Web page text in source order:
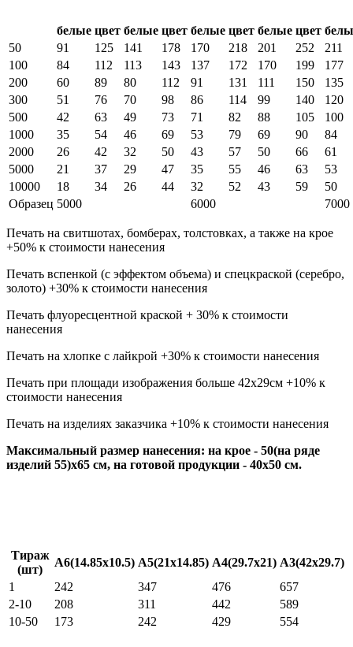
белые цвет белые цвет белые цвет белые цвет
50
91 125 141 178 170 218 201 252
211
100
84 112 113 143 137 172 170 199
177
200
60 89 80 112 91 131 111 150
135
300
51 76 70 98 86 114 99 140
120
500
42 63 49 73 71 82 88 105
100
1000
35 54 46 69 53 79 69 90
84
2000
26 42 32 50 43 57 50 66
61
5000
21 37 29 47 35 55 46 63
53
10000
18 34 26 44 32 52 43 59
50
Образец 5000 6000 7000
Печать на свитшотах, бомберах, толстовках, а также на крое
+50% к стоимости нанесения
Печать вспенкой (с эффектом объема) и спецкраской (серебро,
золото) +30% к стоимости нанесения
Печать флуоресцентной краской + 30% к стоимости
нанесения
Печать на хлопке с лайкрой +30% к стоимости нанесения
Печать при площади изображения больше 42x29см +10% к
стоимости нанесения
Печать на изделиях заказчика +10% к стоимости нанесения
Максимальный размер нанесения: на крое - 50(на ряде
изделий 55)x65 см, на готовой продукции - 40x50 см.
Тираж
(шт)
A6(14.85x10.5) A5(21x14.85) A4(29.7x21) A3(42x29.7)
1
242 347 476
657
2-10
208 311 442
589
10-50
173 242 429
554